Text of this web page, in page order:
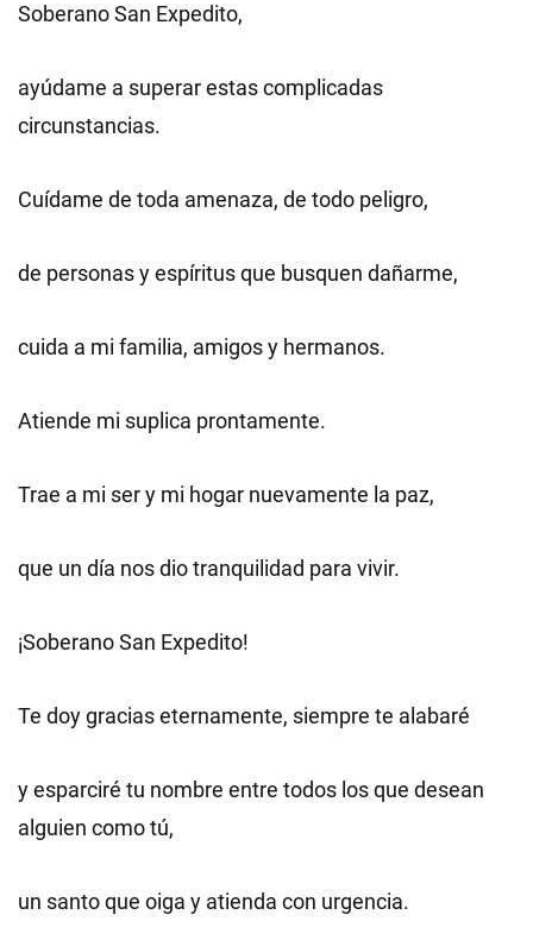
Soberano San Expedito,
ayúdame a superar estas complicadas
circunstancias.
Cuídame de toda amenaza, de todo peligro,
de personas y espíritus que busquen dañarme,
cuida a mi familia, amigos y hermanos.
Atiende mi suplica prontamente.
Trae a mi ser y mi hogar nuevamente la paz,
que un día nos dio tranquilidad para vivir.
¡Soberano San Expedito!
Te doy gracias eternamente, siempre te alabaré
y esparciré tu nombre entre todos los que desean
alguien como tú,
un santo que oiga y atienda con urgencia.